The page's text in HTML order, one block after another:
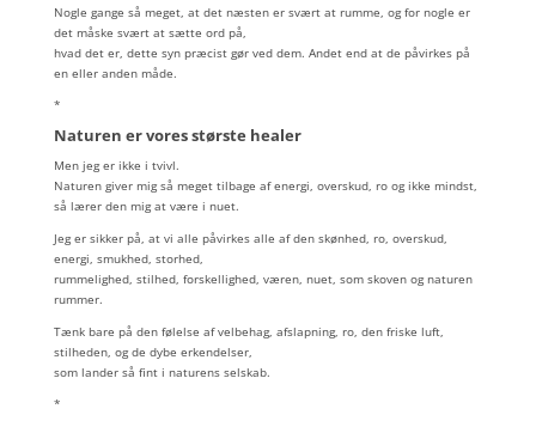
Nogle gange så meget, at det næsten er svært at rumme, og for nogle er
det måske svært at sætte ord på,
hvad det er, dette syn præcist gør ved dem. Andet end at de påvirkes på
en eller anden måde.
*
Naturen er vores største healer
Men jeg er ikke i tvivl.
Naturen giver mig så meget tilbage af energi, overskud, ro og ikke mindst,
så lærer den mig at være i nuet.
Jeg er sikker på, at vi alle påvirkes alle af den skønhed, ro, overskud,
energi, smukhed, storhed,
rummelighed, stilhed, forskellighed, væren, nuet, som skoven og naturen
rummer.
Tænk bare på den følelse af velbehag, afslapning, ro, den friske luft,
stilheden, og de dybe erkendelser,
som lander så fint i naturens selskab.
*